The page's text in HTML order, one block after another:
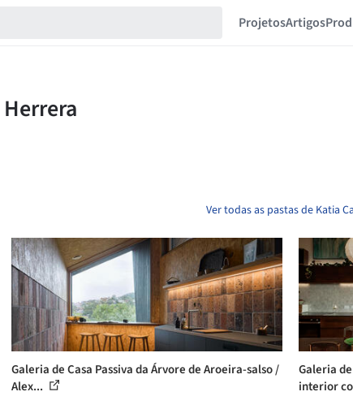
ProjetosArtigos
Ver todas as pastas de Katia
Galeria de Casa Passiva da Árvore de Aroeira-salso /
Alex...
Galeria
interior